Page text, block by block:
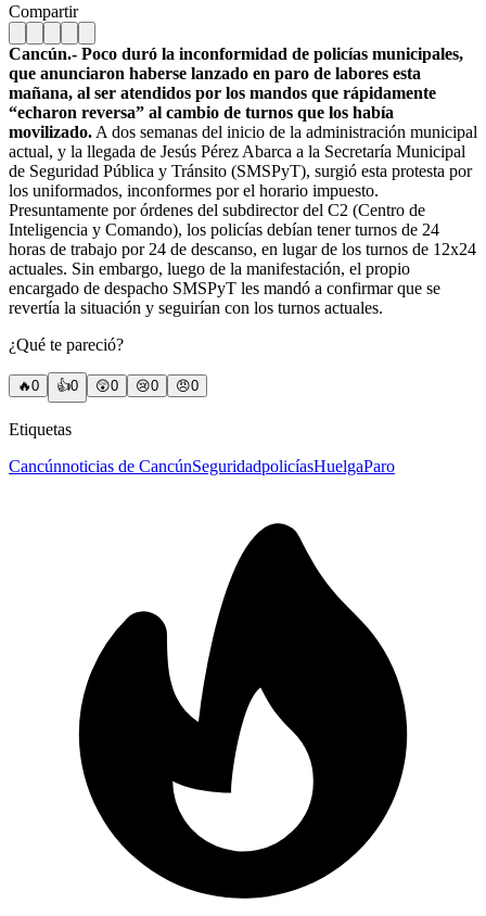
Compartir
Cancún.- Poco duró la inconformidad de policías municipales,
que anunciaron haberse lanzado en paro de labores esta
mañana, al ser atendidos por los mandos que rápidamente
“echaron reversa” al cambio de turnos que los había
movilizado. A dos semanas del inicio de la administración municipal
actual, y la llegada de Jesús Pérez Abarca a la Secretaría Municipal
de Seguridad Pública y Tránsito (SMSPyT), surgió esta protesta por
los uniformados, inconformes por el horario impuesto.
Presuntamente por órdenes del subdirector del C2 (Centro de
Inteligencia y Comando), los policías debían tener turnos de 24
horas de trabajo por 24 de descanso, en lugar de los turnos de 12x24
actuales. Sin embargo, luego de la manifestación, el propio
encargado de despacho SMSPyT les mandó a confirmar que se
revertía la situación y seguirían con los turnos actuales.
¿Qué te pareció?
🔥0 👍0 😲0 😢0 😠0
Etiquetas
Cancúnnoticias de CancúnSeguridadpolicíasHuelgaParo